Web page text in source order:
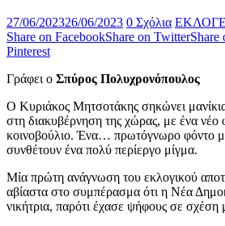
27/06/202326/06/2023 0 Σχόλια
Share on FacebookShare on TwitterShare
Pinterest
Γράφει ο Σπύρος Πολυχρονόπουλος
Ο Κυριάκος Μητσοτάκης σηκώνει
στη διακυβέρνηση της χώρας, με ένα νέο
κοινοβούλιο. Ένα… πρωτόγνωρο φόντο
συνθέτουν ένα πολύ περίεργο μίγμα.
Μία πρώτη ανάγνωση του εκλογικού
αβίαστα στο συμπέρασμα ότι η Νέα
νικήτρια, παρότι έχασε ψήφους σε σχέση